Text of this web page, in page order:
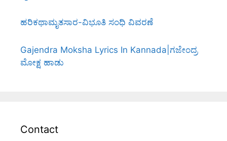
ಹರಿಕಥಾಮೃತಸಾರ-ವಿಭೂತಿ ಸಂಧಿ ವಿವರಣೆ
Gajendra Moksha Lyrics In Kannada|ಗಜೇಂದ್ರ
ಮೋಕ್ಷ ಹಾಡು
Contact